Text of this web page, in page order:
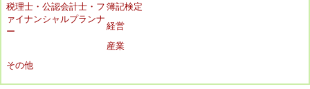
税理士・公認会計士・フ
ァイナンシャルプランナ
ー
簿記検定
経営
産業
その他